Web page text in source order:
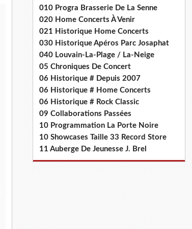
010 Progra Brasserie De La Senne
020 Home Concerts À Venir
021 Historique Home Concerts
030 Historique Apéros Parc Josaphat
040 Louvain-La-Plage / La-Neige
05 Chroniques De Concert
06 Historique # Depuis 2007
06 Historique # Home Concerts
06 Historique # Rock Classic
09 Collaborations Passées
10 Programmation La Porte Noire
10 Showcases Taille 33 Record Store
11 Auberge De Jeunesse J. Brel